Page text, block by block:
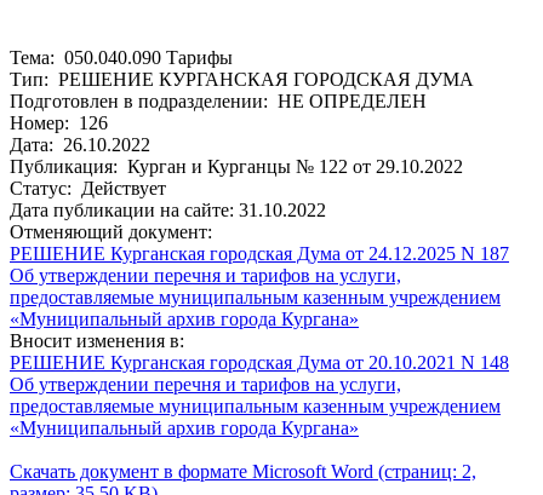
Тема: 050.040.090 Тарифы
Тип: РЕШЕНИЕ КУРГАНСКАЯ ГОРОДСКАЯ ДУМА
Подготовлен в подразделении: НЕ ОПРЕДЕЛЕН
Номер: 126
Дата: 26.10.2022
Публикация: Курган и Курганцы № 122 от 29.10.2022
Статус: Действует
Дата публикации на сайте: 31.10.2022
Отменяющий документ:
РЕШЕНИЕ Курганская городская Дума от 24.12.2025 N 187
Об утверждении перечня и тарифов на услуги,
предоставляемые муниципальным казенным учреждением
«Муниципальный архив города Кургана»
Вносит изменения в:
РЕШЕНИЕ Курганская городская Дума от 20.10.2021 N 148
Об утверждении перечня и тарифов на услуги,
предоставляемые муниципальным казенным учреждением
«Муниципальный архив города Кургана»
Скачать документ в формате Microsoft Word (страниц: 2,